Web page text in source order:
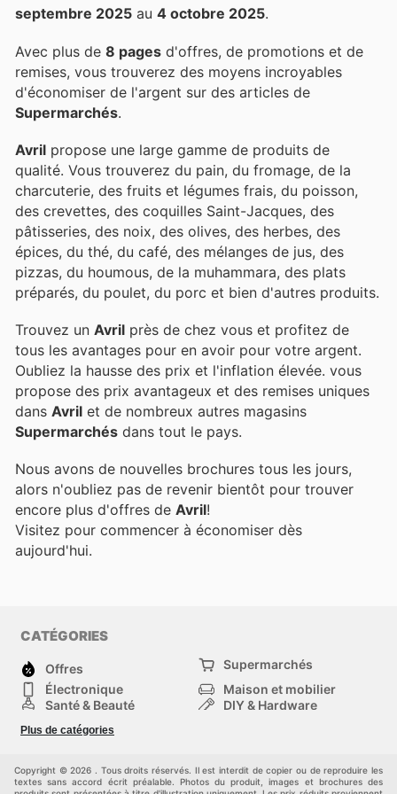
septembre 2025 au 4 octobre 2025.
Avec plus de 8 pages d'offres, de promotions et de
remises, vous trouverez des moyens incroyables
d'économiser de l'argent sur des articles de
Supermarchés.
Avril propose une large gamme de produits de
qualité. Vous trouverez du pain, du fromage, de la
charcuterie, des fruits et légumes frais, du poisson,
des crevettes, des coquilles Saint-Jacques, des
pâtisseries, des noix, des olives, des herbes, des
épices, du thé, du café, des mélanges de jus, des
pizzas, du houmous, de la muhammara, des plats
préparés, du poulet, du porc et bien d'autres produits.
Trouvez un Avril près de chez vous et profitez de
tous les avantages pour en avoir pour votre argent.
Oubliez la hausse des prix et l'inflation élevée. vous
propose des prix avantageux et des remises uniques
dans Avril et de nombreux autres magasins
Supermarchés dans tout le pays.
Nous avons de nouvelles brochures tous les jours,
alors n'oubliez pas de revenir bientôt pour trouver
encore plus d'offres de Avril!
Visitez pour commencer à économiser dès
aujourd'hui.
CATÉGORIES
Offres
Supermarchés
Électronique
Maison et mobilier
Santé & Beauté
DIY & Hardware
Sport et loisirs
Bébé
Plus de catégories
Copyright © 2026 . Tous droits réservés. Il est interdit de copier ou de reproduire les
textes sans accord écrit préalable. Photos du produit, images et brochures des